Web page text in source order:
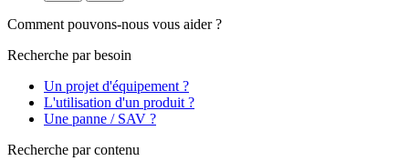
Comment pouvons-nous vous aider ?
Recherche par besoin
Un projet d'équipement ?
L'utilisation d'un produit ?
Une panne / SAV ?
Recherche par contenu